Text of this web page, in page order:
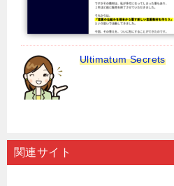
Ultimatum Secrets
関連サイト